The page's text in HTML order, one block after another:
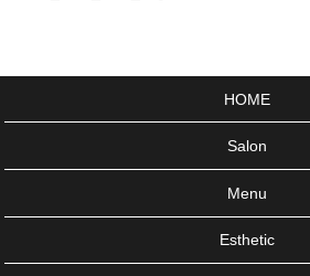
HOME
Salon
Menu
Esthetic